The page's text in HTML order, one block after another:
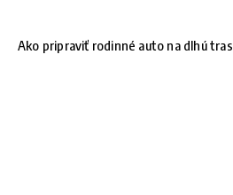
Ako pripraviť rodinné auto na dlhú